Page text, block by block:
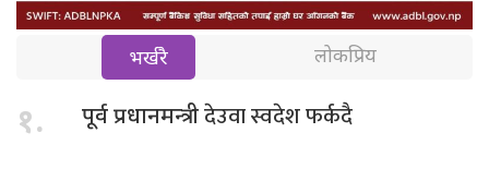
भर्खरै लोकप्रिय
१. पूर्व प्रधानमन्त्रीदेउवा स्वदेश फर्कदै